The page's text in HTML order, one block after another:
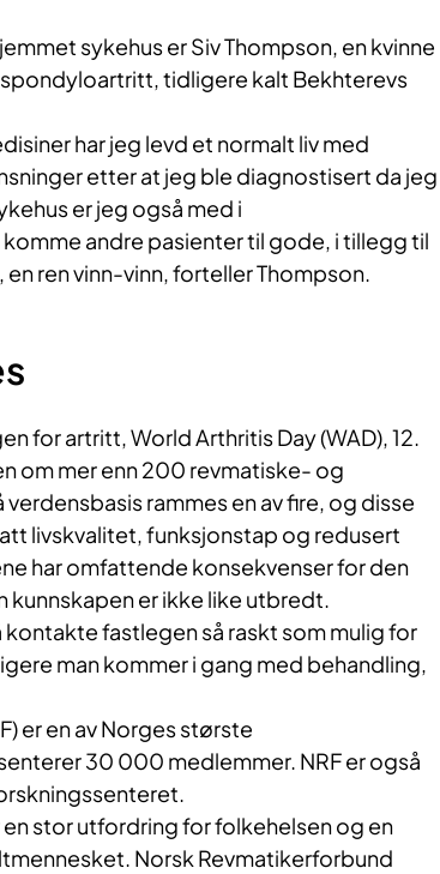
sykehus er Siv Thompson, en kvinne
spondyloartritt, tidligere kalt Bekhterevs
har jeg levd et normalt liv med
etter at jeg ble diagnostisert da jeg
er jeg også med i
andre pasienter til gode, i tillegg til
ren vinn-vinn, forteller Thompson.
for artritt, World Arthritis Day (WAD), 12.
om mer enn 200 revmatiske- og
rammes en av fire, og disse
livskvalitet, funksjonstap og redusert
har omfattende konsekvenser for den
kunnskapen er ikke like utbredt.
fastlegen så raskt som mulig for
man kommer i gang med behandling,
er en av Norges største
30 000 medlemmer. NRF er også
stor utfordring for folkehelsen og en
Norsk Revmatikerforbund